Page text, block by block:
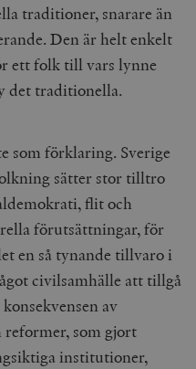
traditioner, snarare än
Den är helt enkelt
ett folk till vars lynne
det traditionella.
som förklaring. Sverige
sätter stor tilltro
flit och
förutsättningar, för
en så tynande tillvaro i
civilsamhälle att tillgå
av
som gjort
institutioner,